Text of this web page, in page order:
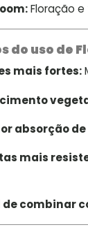
Floração
do uso de
mais fortes:
absorção
mais
de combinar